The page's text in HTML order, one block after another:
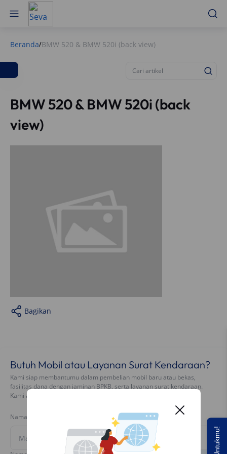
Beranda/BMW 520 & BMW 520i (back view)
BMW 520 & BMW 520i (back
view)
Bagikan
Butuh Mobil atau Layanan Surat Kendaraan?
Kami siap membantumu dalam pembelian mobil baru atau bekas,
fasilitas dana dengan jaminan BPKB, serta layanan surat kendaraan.
Kami akan menghubungimu dalam 1x24 jam.
Nama Lengkap